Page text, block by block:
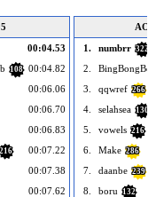
00:04.53
108 00:04.82
00:06.06
00:06.70
00:06.83
216
00:07.22
00:07.38
00:07.62
1.
numbrr 322
2.
BingBongBob
3.
qqwref 266
4. selahsea 130
5. vowels 216
6. Make 286
7. daanbe 239
8. boru 132